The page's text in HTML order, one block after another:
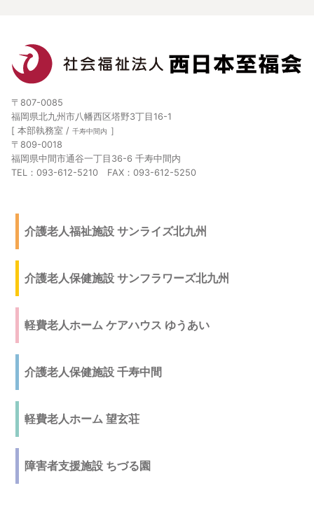
〒807-0085
福岡県北九州市八幡西区塔野3丁目16-1
[ 本部執務室 / 千寿中間内 ］
〒809-0018
福岡県中間市通谷一丁目36-6 千寿中間内
TEL：093-612-5210 FAX：093-612-5250
介護老人福祉施設 サンライズ北九州
介護老人保健施設 サンフラワーズ北九州
軽費老人ホーム ケアハウス ゆうあい
介護老人保健施設 千寿中間
軽費老人ホーム 望玄荘
障害者支援施設 ちづる園